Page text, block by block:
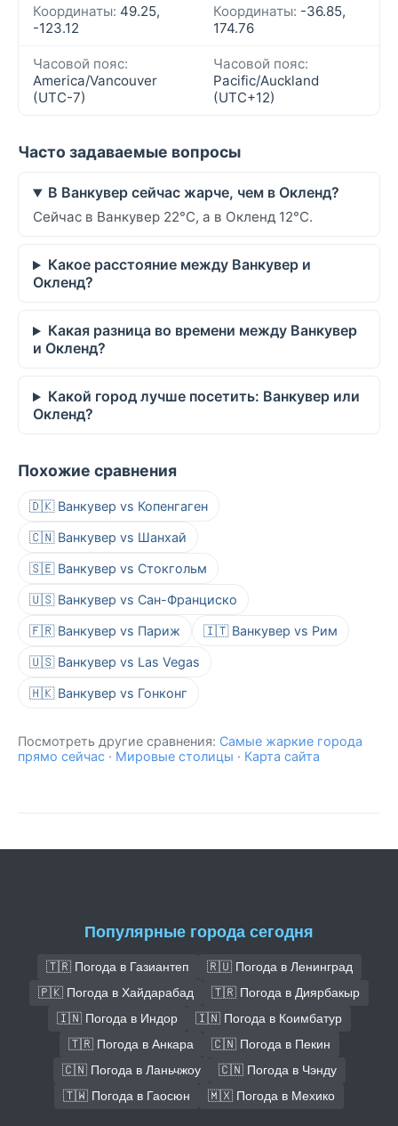
Координаты: 49.25,
-123.12
Координаты: -36.85,
174.76
Часовой пояс:
America/Vancouver
(UTC-7)
Часовой пояс:
Pacific/Auckland
(UTC+12)
Часто задаваемые вопросы
В Ванкувер сейчас жарче, чем в Окленд?
Сейчас в Ванкувер 22°C, а в Окленд 12°C.
Какое расстояние между Ванкувер и
Окленд?
Какая разница во времени между Ванкувер
и Окленд?
Какой город лучше посетить: Ванкувер или
Окленд?
Похожие сравнения
🇩🇰 Ванкувер vs Копенгаген
🇨🇳 Ванкувер vs Шанхай
🇸🇪 Ванкувер vs Стокгольм
🇺🇸 Ванкувер vs Сан-Франциско
🇫🇷 Ванкувер vs Париж 🇮🇹 Ванкувер vs Рим
🇺🇸 Ванкувер vs Las Vegas
🇭🇰 Ванкувер vs Гонконг
Посмотреть другие сравнения: Самые жаркие города
прямо сейчас · Мировые столицы · Карта сайта
Популярные города сегодня
🇹🇷 Погода в Газиантеп
🇷🇺 Погода в Ленинград
🇵🇰 Погода в Хайдарабад
🇹🇷 Погода в Диярбакыр
🇮🇳 Погода в Индор
🇮🇳 Погода в Коимбатур
🇹🇷 Погода в Анкара
🇨🇳 Погода в Пекин
🇨🇳 Погода в Ланьчжоу
🇨🇳 Погода в Чэнду
🇹🇼 Погода в Гаосюн
🇲🇽 Погода в Мехико